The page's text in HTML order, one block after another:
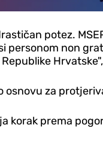
potez.
personom non
osnovu za
korak prema